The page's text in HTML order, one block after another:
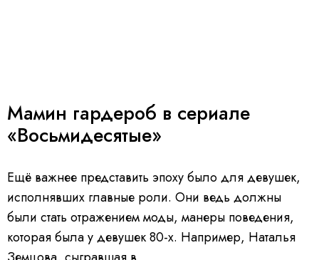
Мамин гардероб в сериале
«Восьмидесятые»
Ещё важнее представить эпоху было для девушек,
исполнявших главные роли. Они ведь должны
были стать отражением моды, манеры поведения,
которая была у девушек 80-х. Например, Наталья